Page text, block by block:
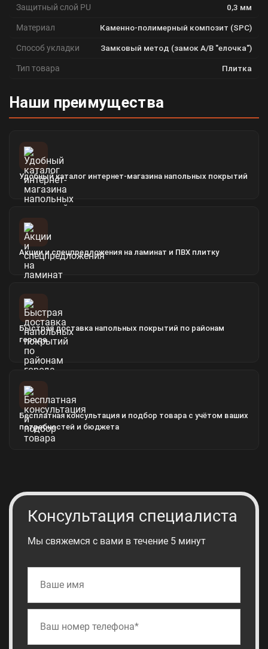
Защитный слой PU 0,3 мм
Материал Каменно-полимерный композит (SPC)
Способ укладки Замковый метод (замок A/B "елочка")
Тип товара Плитка
Наши преимущества
Удобный каталог интернет-магазина напольных покрытий
Акции и спецпредложения на ламинат и ПВХ плитку
Быстрая доставка напольных покрытий по районам
города
Бесплатная консультация и подбор товара с учётом ваших
потребностей и бюджета
Консультация специалиста
Мы свяжемся с вами в течение 5 минут